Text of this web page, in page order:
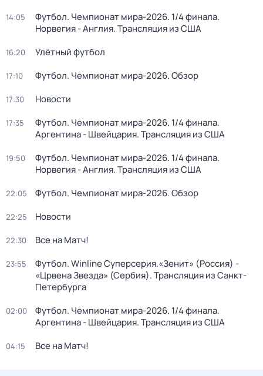
14:05
Футбол. Чемпионат мира-2026. 1/4 финала.
Норвегия - Англия. Трансляция из США
16:20 Улётный футбол
17:10 Футбол. Чемпионат мира-2026. Обзор
17:30 Новости
17:35
Футбол. Чемпионат мира-2026. 1/4 финала.
Аргентина - Швейцария. Трансляция из США
19:50
Футбол. Чемпионат мира-2026. 1/4 финала.
Норвегия - Англия. Трансляция из США
22:05 Футбол. Чемпионат мира-2026. Обзор
22:25 Новости
22:30 Все на Матч!
23:55
Футбол. Winline Суперсерия.«Зенит» (Россия) -
«Црвена Звезда» (Сербия). Трансляция из Санкт-
Петербурга
02:00
Футбол. Чемпионат мира-2026. 1/4 финала.
Аргентина - Швейцария. Трансляция из США
04:15 Все на Матч!